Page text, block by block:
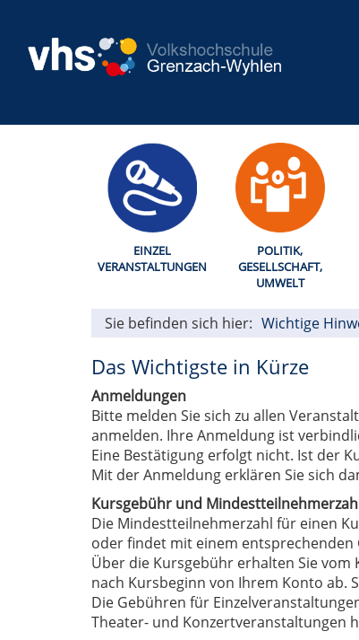
EINZEL
VERANSTALTUNGEN
POLITIK,
GESELLSCHAFT,
UMWELT
Sie befinden sich hier: Wichtige
Das Wichtigste in Kürze
Anmeldungen
Bitte melden Sie sich zu allen
anmelden. Ihre Anmeldung ist
Eine Bestätigung erfolgt nicht. Ist der
Mit der Anmeldung erklären Sie sich
Kursgebühr und
Die Mindestteilnehmerzahl für einen
oder findet mit einem entsprechenden
Über die Kursgebühr erhalten Sie vom
nach Kursbeginn von Ihrem Konto ab.
Die Gebühren für
Theater- und Konzertveranstaltungen